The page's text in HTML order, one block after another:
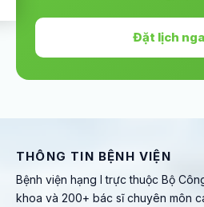
Đặt lịch
THÔNG TIN BỆNH VIỆN
Bệnh viện hạng I trực thuộc Bộ
khoa và 200+ bác sĩ chuyên môn